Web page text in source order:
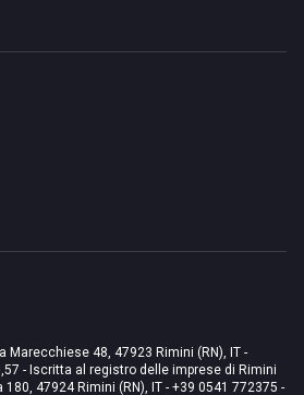
Marecchiese 48, 47923 Rimini (RN), IT -
- Iscritta al registro delle imprese di Rimini
47924 Rimini (RN), IT - +39 0541 772375 -